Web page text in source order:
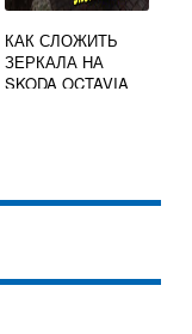
КАК СЛОЖИТЬ
ЗЕРКАЛА НА
SKODA OCTAVIA